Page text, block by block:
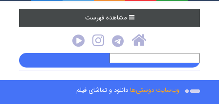
مشاهده فهرست
وب‌سایت دوستی‌هادانلود و تماشای فیلم